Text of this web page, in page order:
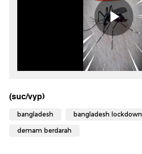
(suc/vyp)
bangladesh bangladesh lockdown
demam berdarah